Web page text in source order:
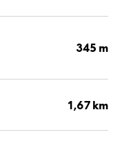
345 m
1,67 km